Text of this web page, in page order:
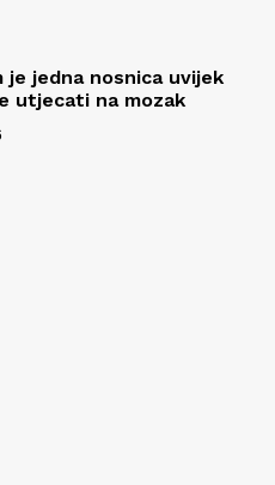
je jedna nosnica uvijek
utjecati na mozak